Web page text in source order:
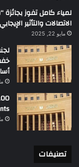
لمياء كامل تفوز بجائزة
الاتصالات والتأثير الإيجابي
مايو 22, 2025
تصنيفات